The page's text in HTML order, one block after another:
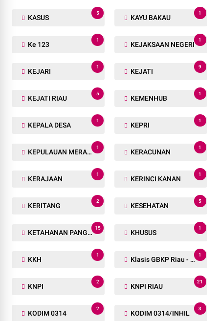
KASUS
5
KAYU BAKAU
1
Ke 123
1
KEJAKSAAN NEGERI
1
KEJARI
1
KEJATI
9
KEJATI RIAU
5
KEMENHUB
1
KEPALA DESA
1
KEPRI
1
KEPULAUAN MERANTI
1
KERACUNAN
1
KERAJAAN
1
KERINCI KANAN
1
KERITANG
2
KESEHATAN
5
KETAHANAN PANGAN
15
KHUSUS
1
KKH
1
Klasis GBKP Riau - Sumbar.
1
KNPI
2
KNPI RIAU
21
KODIM 0314
2
KODIM 0314/INHIL
3